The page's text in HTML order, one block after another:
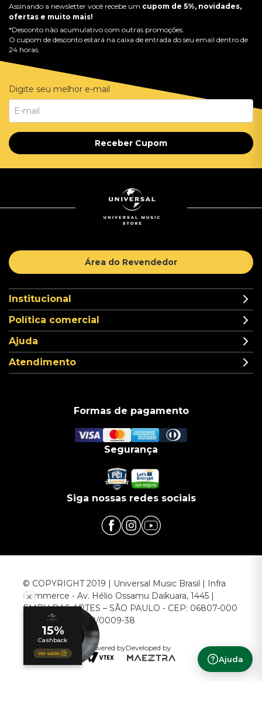
Ajuda
Assinando a newsletter você recebe um cupom de 5%, novidades,
ofertas e muito mais!
*Desconto não acumulativo com outras promoções.
O cupom de desconto estará na caixa de entrada do seu email dentro de
24 horas.
Digite seu melhor e-mail
Receber Cupom
Área do Revendedor
Institucional
Política comercial
Ajuda
Atendimento
Formas de pagamento
Segurança
Siga nossas redes sociais
© COPYRIGHT 2019 | Universal Music Brasil | Infra
Commerce - Av. Hélio Ossamu Daikuara, 1445 |
EMBU DAS ARTES – SÃO PAULO - CEP: 06807-000
CNPJ: 00.952.789/0009-38
Powered byDeveloped by